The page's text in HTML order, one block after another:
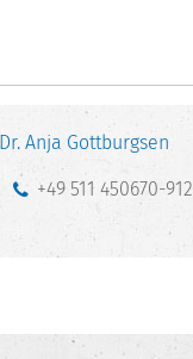
Dr. Anja Gottburgsen
+49 511 450670-912